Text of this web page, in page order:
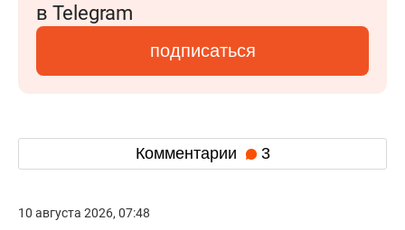
в Telegram
подписаться
Комментарии 3
10 августа 2026, 07:48